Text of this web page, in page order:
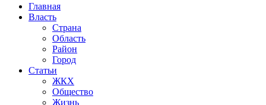
Главная
Власть
Страна
Область
Район
Город
Статьи
ЖКХ
Общество
Жизнь